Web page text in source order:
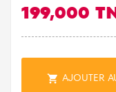
199,000
 AJOUTER